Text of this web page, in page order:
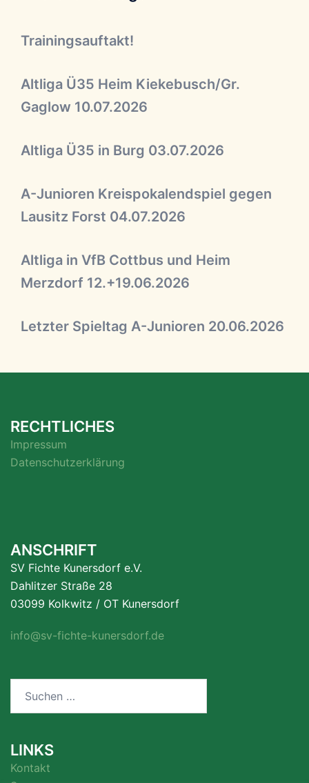
Trainingsauftakt!
Altliga Ü35 Heim Kiekebusch/Gr.
Gaglow 10.07.2026
Altliga Ü35 in Burg 03.07.2026
A-Junioren Kreispokalendspiel gegen
Lausitz Forst 04.07.2026
Altliga in VfB Cottbus und Heim
Merzdorf 12.+19.06.2026
Letzter Spieltag A-Junioren 20.06.2026
RECHTLICHES
Impressum
Datenschutzerklärung
ANSCHRIFT
SV Fichte Kunersdorf e.V.
Dahlitzer Straße 28
03099 Kolkwitz / OT Kunersdorf
info@sv-fichte-kunersdorf.de
LINKS
Kontakt